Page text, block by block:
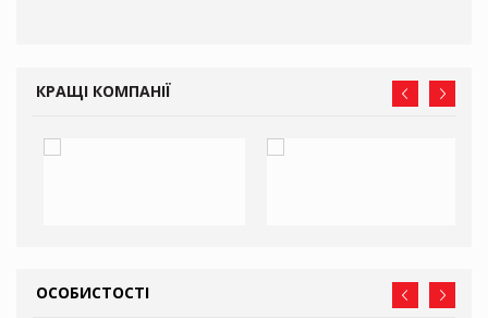
КРАЩІ КОМПАНІЇ
ОСОБИСТОСТІ